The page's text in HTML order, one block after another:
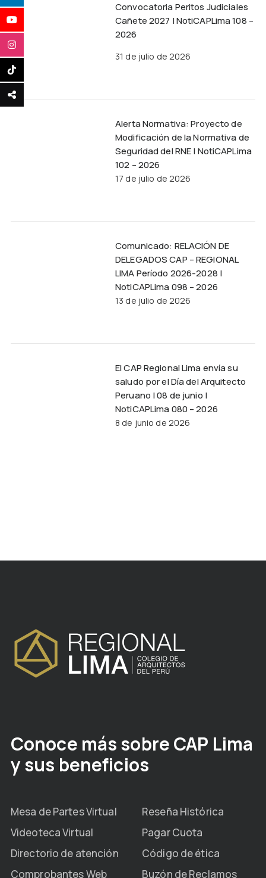
Convocatoria Peritos Judiciales
Cañete 2027 | NotiCAPLima 108 –
2026
31 de julio de 2026
Alerta Normativa: Proyecto de
Modificación de la Normativa de
Seguridad del RNE | NotiCAPLima
102 – 2026
17 de julio de 2026
Comunicado: RELACIÓN DE
DELEGADOS CAP – REGIONAL
LIMA Período 2026-2028 |
NotiCAPLima 098 – 2026
13 de julio de 2026
El CAP Regional Lima envía su
saludo por el Día del Arquitecto
Peruano | 08 de junio |
NotiCAPLima 080 – 2026
8 de junio de 2026
Conoce más sobre CAP Lima
y sus beneficios
Mesa de Partes Virtual
Reseña Histórica
Videoteca Virtual
Pagar Cuota
Directorio de atención
Código de ética
Comprobantes Web
Buzón de Reclamos